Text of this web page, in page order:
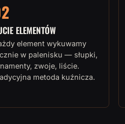
ELEMENTÓW
element wykuwamy
w palenisku — słupki,
zwoje, liście.
metoda kuźnicza.